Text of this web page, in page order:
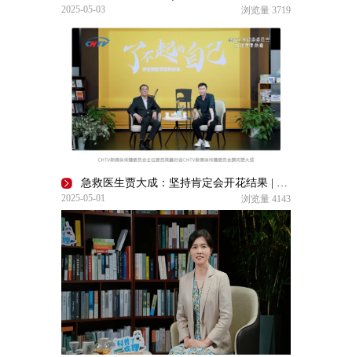
2025-05-03 浏览量 3719
急救医生贾大成：坚持肯定会开花结果 | 了不起的自己
2025-05-01 浏览量 4143